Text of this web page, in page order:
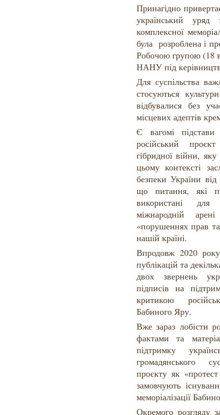
Принагідно
український уряд
комплексної
була розроблена і
Робочою групою (18
НАНУ під
Для суспільства
стосуються
відбувалися без
місцевих адептів
Є вагомі
російський
гібридної війни,
цьому контексті
безпеки України
що питання, які
використані
міжнародній
«порушеннях прав
нашій країні.
Впродовж 2020
публікацій та
двох звернень
підписів на
критикою
Бабиного Яру.
Вже зараз лобісти
фактами та
підтримку
громадянського
проєкту як
замовчують
меморіалізації
Окремого розгляду